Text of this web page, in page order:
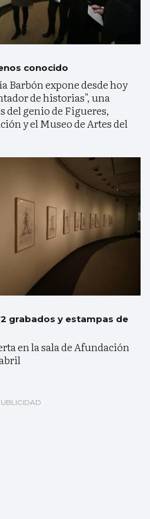
conocido
Barbón expone desde hoy
de historias", una
del genio de Figueres,
y el Museo de Artes del
grabados y estampas de
en la sala de Afundación